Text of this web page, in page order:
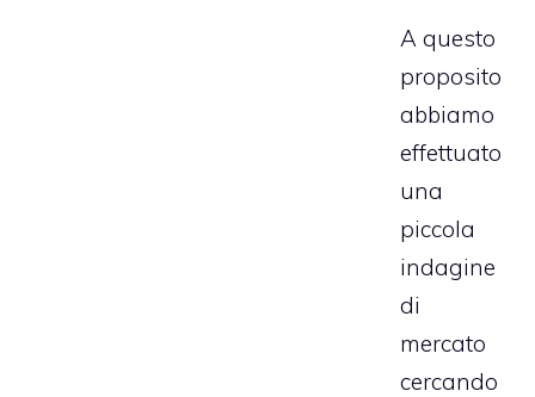
A questo
proposito
abbiamo
effettuato
una
piccola
indagine
di
mercato
cercando